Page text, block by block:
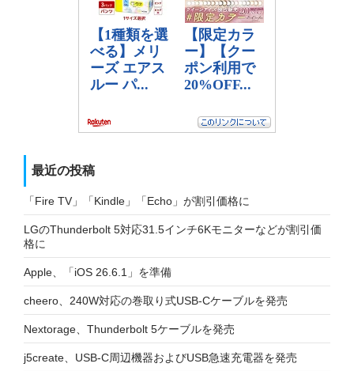
最近の投稿
「Fire TV」「Kindle」「Echo」が割引価格に
LGのThunderbolt 5対応31.5インチ6Kモニターなどが割引価
格に
Apple、「iOS 26.6.1」を準備
cheero、240W対応の巻取り式USB-Cケーブルを発売
Nextorage、Thunderbolt 5ケーブルを発売
j5create、USB-C周辺機器およびUSB急速充電器を発売